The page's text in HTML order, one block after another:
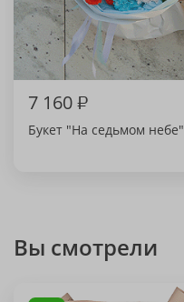
7 160₽
Букет "На седьмом небе"
Вы смотрели